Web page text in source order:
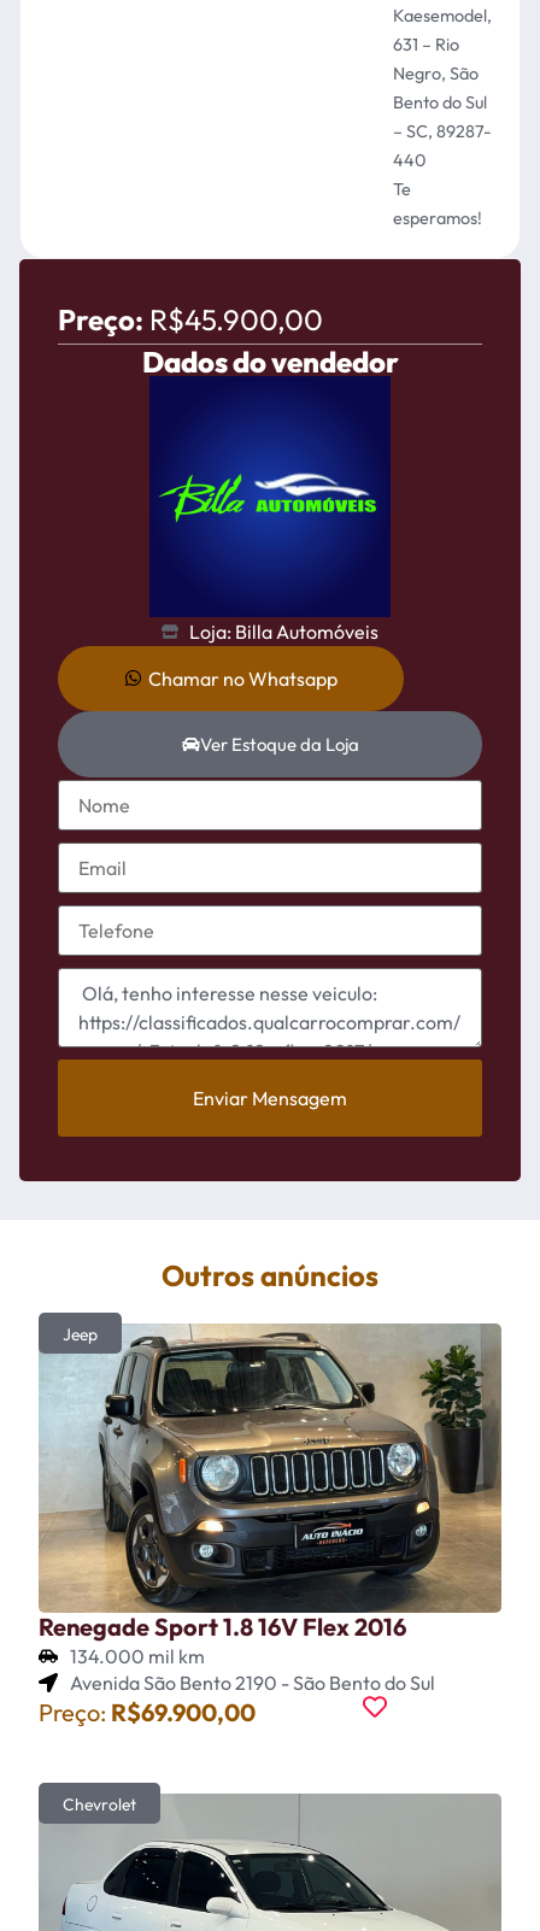
Kaesemodel,
631 – Rio
Negro, São
Bento do Sul
– SC, 89287-
440
Te
esperamos!
Preço: R$45.900,00
Dados do vendedor
Loja: Billa Automóveis
Chamar no Whatsapp
Ver Estoque da Loja
Enviar Mensagem
Outros anúncios
Jeep
Renegade Sport 1.8 16V Flex 2016
134.000 mil km
Avenida São Bento 2190 - São Bento do Sul
Preço: R$69.900,00
Chevrolet